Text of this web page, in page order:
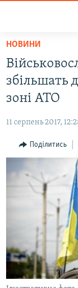
Перейти
основного
матеріалу
Перейти
до
основної
навігації
Перейти
до
пошуку
ВОДА.КРИМ
ВІДЕО ТА ФОТО
БЛОГИ
ПОГЛЯД
ВСЕ ЗА ДЕНЬ
СПЕЦПРОЕКТИ
ВІДЕОУРОКИ
СВІДЧЕННЯ
УКРАЇНСЬКА
ЯК ОБІЙТИ
Русский
Qırımtatar
НОВИНИ
збільшать
зоні АТО
11 серпень 2017,
Поділитись